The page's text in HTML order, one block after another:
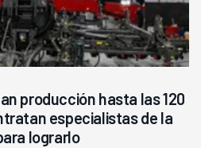
producción hasta las 120
especialistas de la
lograrlo